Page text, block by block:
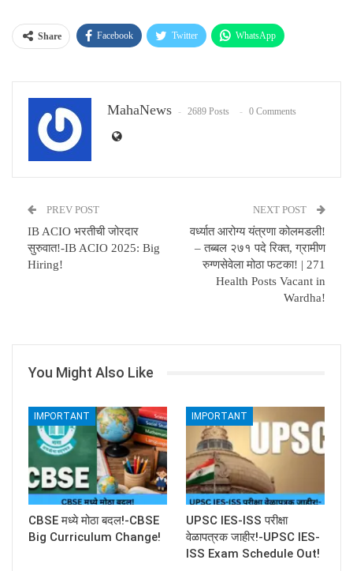
Share Facebook Twitter WhatsApp
MahaNews 2689 Posts 0 Comments
PREV POST
IB ACIO भरतीची जोरदार
सुरुवात!-IB ACIO 2025: Big
Hiring!
NEXT POST
वर्ध्यात आरोग्य यंत्रणा कोलमडली!
– तब्बल २७१ पदे रिक्त, ग्रामीण
रुग्णसेवेला मोठा फटका! | 271
Health Posts Vacant in
Wardha!
You Might Also Like
IMPORTANT
CBSE मध्ये मोठा बदल!-CBSE
Big Curriculum Change!
IMPORTANT
UPSC IES-ISS परीक्षा
वेळापत्रक जाहीर!-UPSC IES-
ISS Exam Schedule Out!